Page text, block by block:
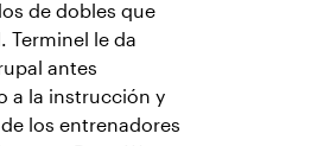
de dobles que
Terminel le da
antes
a la instrucción y
los entrenadores